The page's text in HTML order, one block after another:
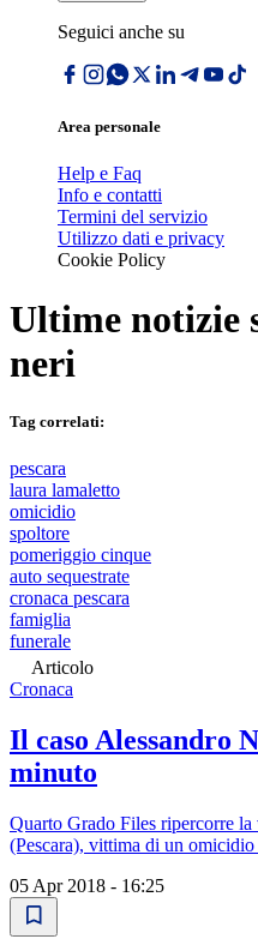
Seguici anche su
Area personale
Help e Faq
Info e contatti
Termini del servizio
Utilizzo dati e privacy
Cookie Policy
Ultime notizie
neri
Tag correlati:
pescara
laura lamaletto
omicidio
spoltore
pomeriggio cinque
auto sequestrate
cronaca pescara
famiglia
funerale
Articolo
Cronaca
Il caso Alessandro
minuto
Quarto Grado Files ripercorre
(Pescara), vittima di un
05 Apr 2018 - 16:25